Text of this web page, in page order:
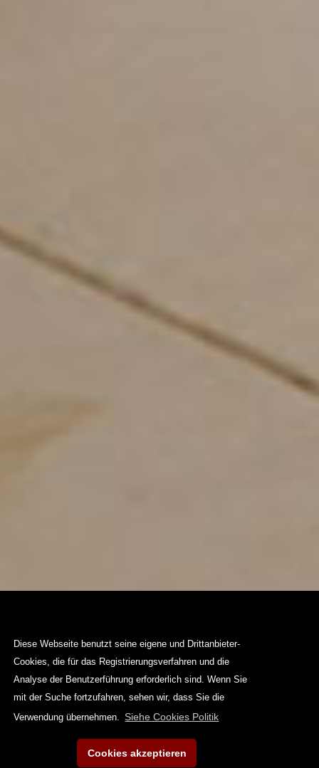
Diese Webseite benutzt seine eigene und Drittanbieter-
Cookies, die für das Registrierungsverfahren und die
Analyse der Benutzerführung erforderlich sind. Wenn Sie
mit der Suche fortzufahren, sehen wir, dass Sie die
Verwendung übernehmen. Siehe Cookies Politik
Cookies akzeptieren